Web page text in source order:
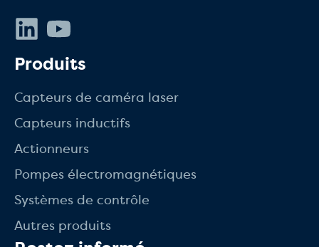
LinkedIn
Produits
Capteurs de caméra laser
Capteurs inductifs
Actionneurs
Pompes électromagnétiques
Systèmes de contrôle
Autres produits